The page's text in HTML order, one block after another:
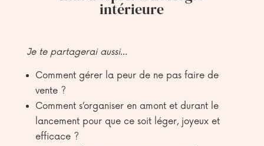
intérieure
Je te partagerai aussi…
Comment gérer la peur de ne pas faire de
vente ?
Comment s’organiser en amont et durant le
lancement pour que ce soit léger, joyeux et
efficace ?